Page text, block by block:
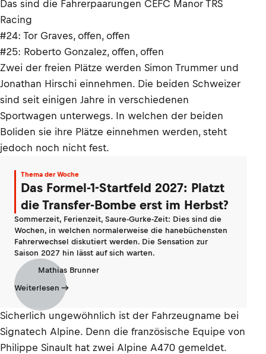
Das sind die Fahrerpaarungen CEFC Manor TRS
Racing
#24: Tor Graves, offen, offen
#25: Roberto Gonzalez, offen, offen
Zwei der freien Plätze werden Simon Trummer und
Jonathan Hirschi einnehmen. Die beiden Schweizer
sind seit einigen Jahre in verschiedenen
Sportwagen unterwegs. In welchen der beiden
Boliden sie ihre Plätze einnehmen werden, steht
jedoch noch nicht fest.
Thema der Woche
Das Formel-1-Startfeld 2027: Platzt
die Transfer-Bombe erst im Herbst?
Sommerzeit, Ferienzeit, Saure-Gurke-Zeit: Dies sind die
Wochen, in welchen normalerweise die hanebüchensten
Fahrerwechsel diskutiert werden. Die Sensation zur
Saison 2027 hin lässt auf sich warten.
Mathias Brunner
Weiterlesen
Sicherlich ungewöhnlich ist der Fahrzeugname bei
Signatech Alpine. Denn die französische Equipe von
Philippe Sinault hat zwei Alpine A470 gemeldet.